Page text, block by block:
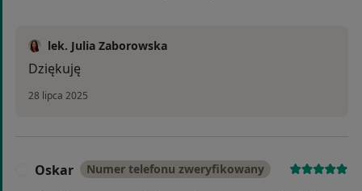
lek. Julia Zaborowska
Dziękuję
28 lipca 2025
Oskar Numer telefonu zweryfikowany